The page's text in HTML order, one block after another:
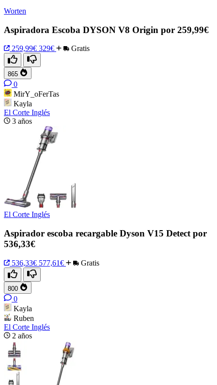
Worten
Aspiradora Escoba DYSON V8 Origin por 259,99€
259,99€ 329€ Gratis
865
0
MirY_oFerTas
Kayla
El Corte Inglés
3 años
El Corte Inglés
Aspirador escoba recargable Dyson V15 Detect por
536,33€
536,33€ 577,61€ Gratis
800
0
Kayla
Ruben
El Corte Inglés
2 años